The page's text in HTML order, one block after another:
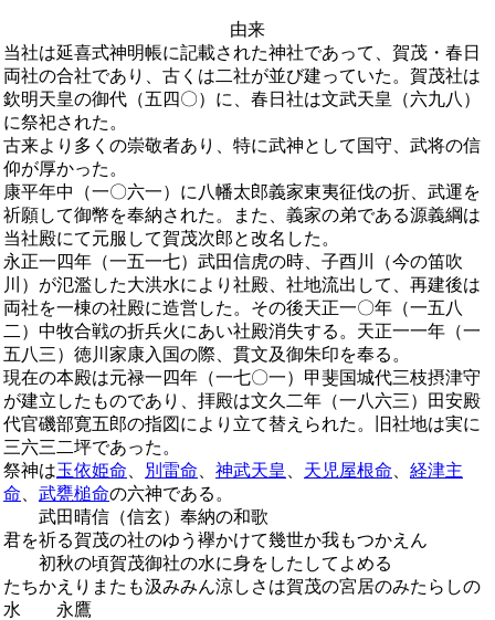
由来
当社は延喜式神明帳に記載された神社であって、賀茂・春日
両社の合社であり、古くは二社が並び建っていた。賀茂社は
欽明天皇の御代（五四〇）に、春日社は文武天皇（六九八）
に祭祀された。
古来より多くの崇敬者あり、特に武神として国守、武将の信
仰が厚かった。
康平年中（一〇六一）に八幡太郎義家東夷征伐の折、武運を
祈願して御幣を奉納された。また、義家の弟である源義綱は
当社殿にて元服して賀茂次郎と改名した。
永正一四年（一五一七）武田信虎の時、子酉川（今の笛吹
川）が氾濫した大洪水により社殿、社地流出して、再建後は
両社を一棟の社殿に造営した。その後天正一〇年（一五八
二）中牧合戦の折兵火にあい社殿消失する。天正一一年（一
五八三）徳川家康入国の際、貫文及御朱印を奉る。
現在の本殿は元禄一四年（一七〇一）甲斐国城代三枝摂津守
が建立したものであり、拝殿は文久二年（一八六三）田安殿
代官磯部寛五郎の指図により立て替えられた。旧社地は実に
三六三二坪であった。
祭神は玉依姫命 別雷命 神武天皇 天児屋根命
経津主
命
武甕槌命の六神である。
武田晴信（信玄）奉納の和歌
君を祈る賀茂の社のゆう襷かけて幾世か我もつかえん
初秋の頃賀茂御社の水に身をしたしてよめる
たちかえりまたも汲みみん涼しさは賀茂の宮居のみたらしの
水 永鷹